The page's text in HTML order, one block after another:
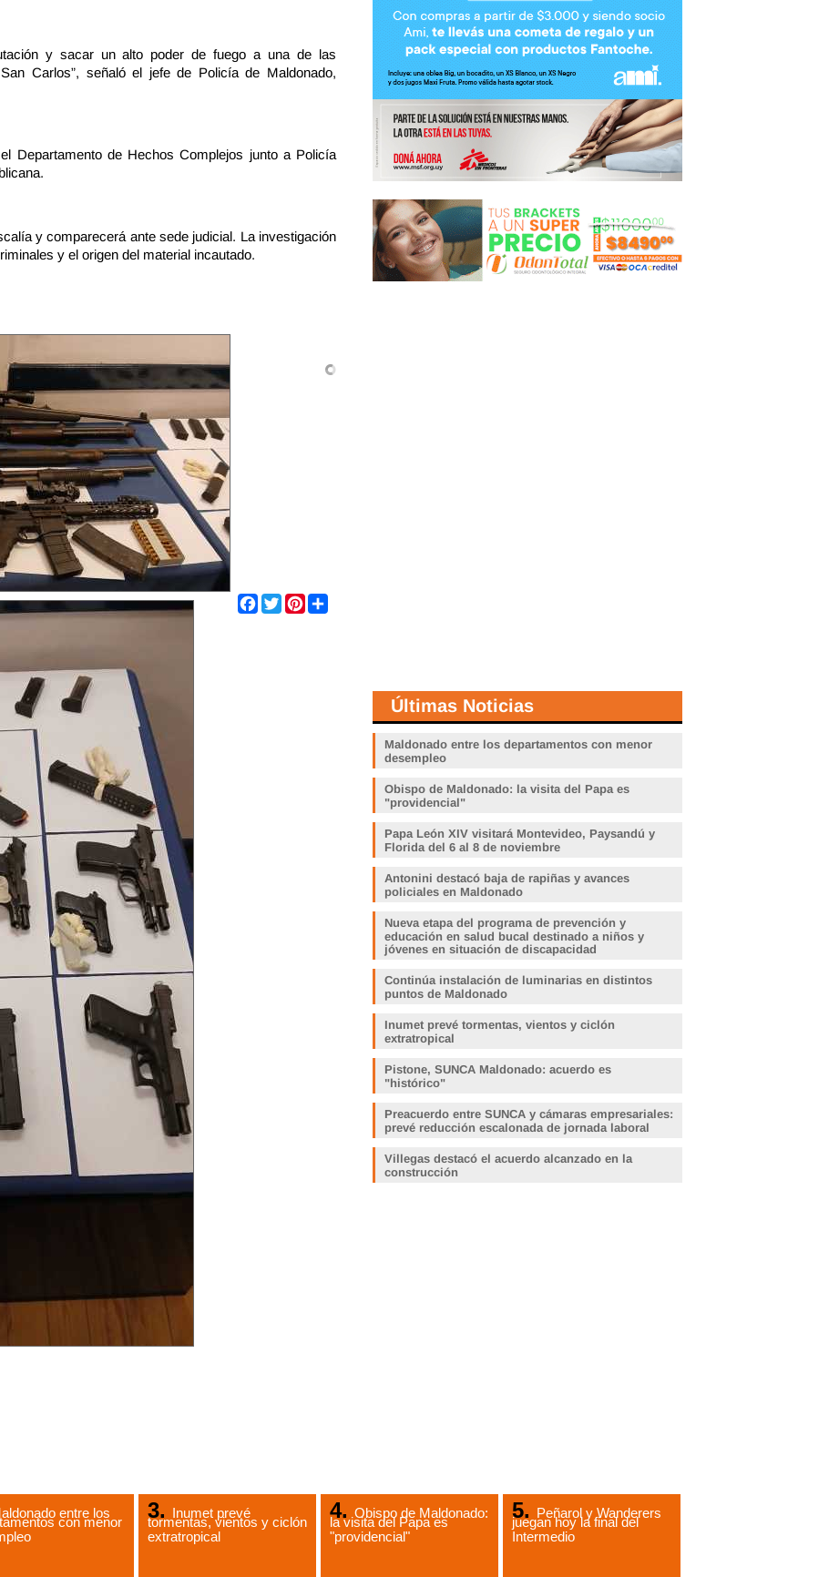
y sacar un alto poder de fuego a una de las
Carlos”, señaló el jefe de Policía de Maldonado,
Departamento de Hechos Complejos junto a Policía
y comparecerá ante sede judicial. La investigación
y el origen del material incautado.
Facebook
TwitterPinterest
Últimas Noticias
Maldonado entre los departamentos con menor
desempleo
Obispo de Maldonado: la visita del Papa es
"providencial"
Papa León XIV visitará Montevideo, Paysandú y
Florida del 6 al 8 de noviembre
Antonini destacó baja de rapiñas y avances
policiales en Maldonado
Nueva etapa del programa de prevención y
educación en salud bucal destinado a niños y
jóvenes en situación de discapacidad
Continúa instalación de luminarias en distintos
puntos de Maldonado
Inumet prevé tormentas, vientos y ciclón
extratropical
Pistone, SUNCA Maldonado: acuerdo es
"histórico"
Preacuerdo entre SUNCA y cámaras empresariales:
prevé reducción escalonada de jornada laboral
Villegas destacó el acuerdo alcanzado en la
construcción
entre los
con menor
Inumet prevé
tormentas, vientos y ciclón
extratropical
Obispo de Maldonado:
la visita del Papa es
"providencial"
Peñarol y Wanderers
juegan hoy la final del
Intermedio